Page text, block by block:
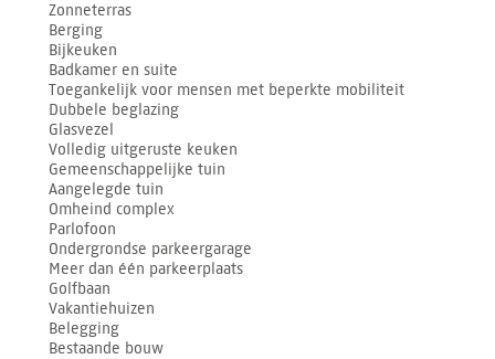
Zonneterras
Berging
Bijkeuken
Badkamer en suite
Toegankelijk voor mensen met beperkte mobiliteit
Dubbele beglazing
Glasvezel
Volledig uitgeruste keuken
Gemeenschappelijke tuin
Aangelegde tuin
Omheind complex
Parlofoon
Ondergrondse parkeergarage
Meer dan één parkeerplaats
Golfbaan
Vakantiehuizen
Belegging
Bestaande bouw